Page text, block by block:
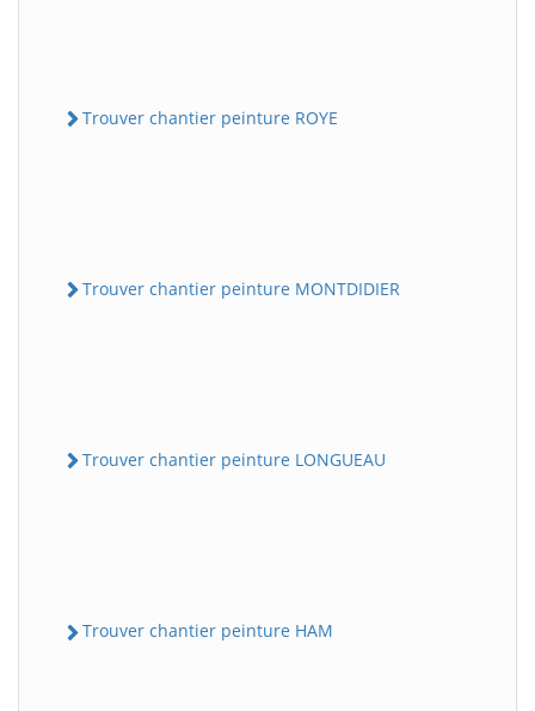
Trouver chantier peinture ROYE
Trouver chantier peinture MONTDIDIER
Trouver chantier peinture LONGUEAU
Trouver chantier peinture HAM